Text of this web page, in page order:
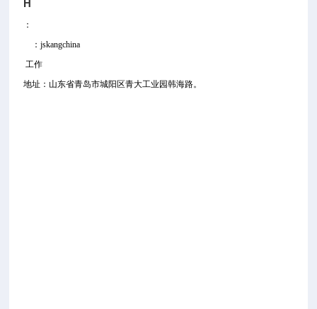
H
：
：jskangchina
工作
地址：山东省青岛市城阳区青大工业园韩海路。